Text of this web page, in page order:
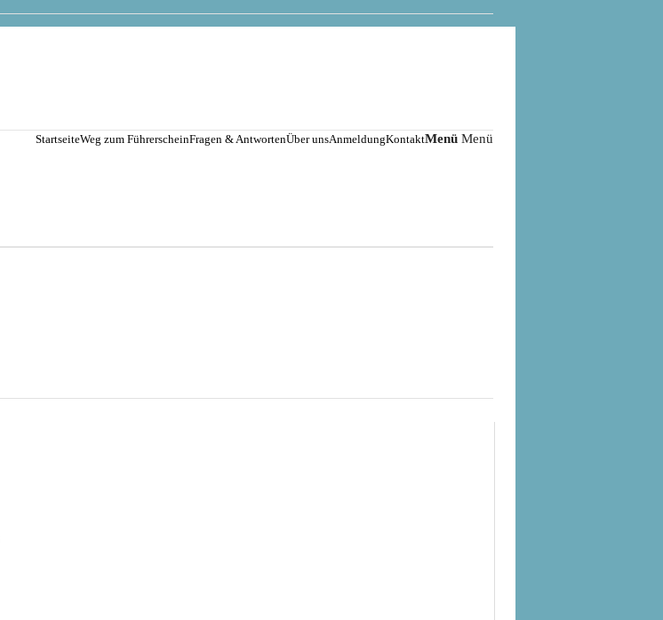
StartseiteWeg zum FührerscheinFragen & AntwortenÜber unsAnmeldungKontaktMenü Menü